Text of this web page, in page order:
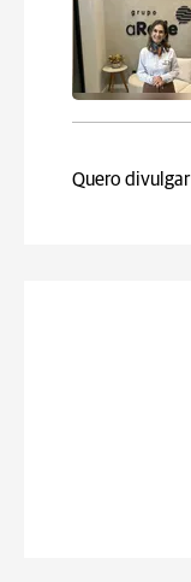
Quero divulgar